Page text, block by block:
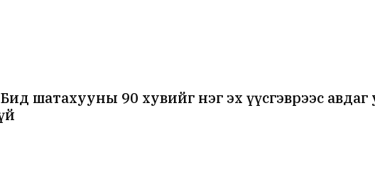
шатахууны 90 хувийг нэг эх үүсгэврээс авдаг